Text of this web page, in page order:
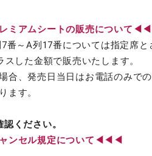
アムシートの販売について
番～A列17番については指定席
スした金額で販売いたします。
合、発売日当日はお電話のみで
ます。
ください。
ンセル規定について◀◀◀